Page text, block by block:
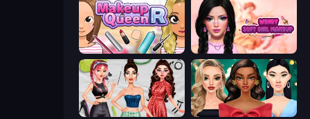
Make Up Queen R Wendy Soft Girl Makeup
Brat Girl Summer New Year's Eve Makeup